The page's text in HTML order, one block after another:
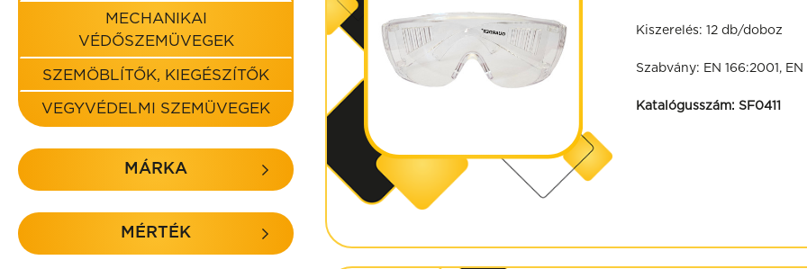
MECHANIKAI
VÉDŐSZEMÜVEGEK
SZEMÖBLÍTŐK, KIEGÉSZÍTŐK
VEGYVÉDELMI SZEMÜVEGEK
MÁRKA
MÉRTÉK
Kiszerelés: 12 db/doboz
Szabvány: EN 166:2001, EN
Katalógusszám:SF0411